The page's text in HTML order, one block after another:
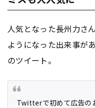
人気となった長州力さ
ようになった出来事が
のツイート。
Twitterで初めて広告の